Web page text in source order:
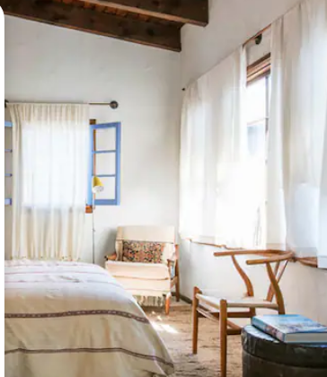
de flecha hacia arriba y hacia abajo o explorá